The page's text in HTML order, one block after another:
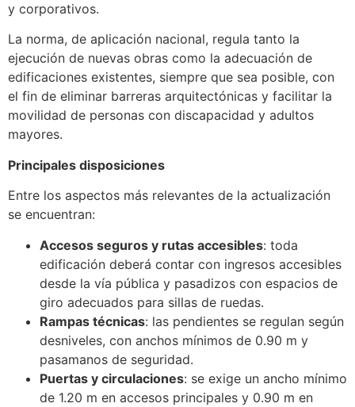
y corporativos.
La norma, de aplicación nacional, regula tanto la
ejecución de nuevas obras como la adecuación de
edificaciones existentes, siempre que sea posible, con
el fin de eliminar barreras arquitectónicas y facilitar la
movilidad de personas con discapacidad y adultos
mayores.
Principales disposiciones
Entre los aspectos más relevantes de la actualización
se encuentran:
Accesos seguros y rutas accesibles: toda
edificación deberá contar con ingresos accesibles
desde la vía pública y pasadizos con espacios de
giro adecuados para sillas de ruedas.
Rampas técnicas: las pendientes se regulan según
desniveles, con anchos mínimos de 0.90 m y
pasamanos de seguridad.
Puertas y circulaciones: se exige un ancho mínimo
de 1.20 m en accesos principales y 0.90 m en